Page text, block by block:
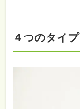
４つのタイ